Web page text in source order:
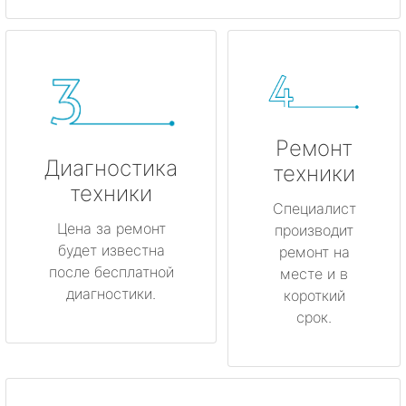
Диагностика
техники
Цена за ремонт
будет известна
после бесплатной
диагностики.
Ремонт
техники
Специалист
производит
ремонт на
месте и в
короткий
срок.